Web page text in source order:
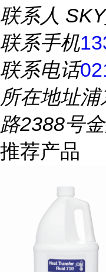
联系人
联系手机
联系电话
所在地址浦
路2388号
推荐产品